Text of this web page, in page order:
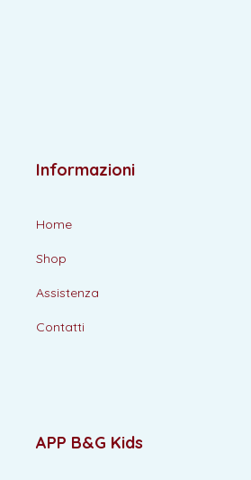
Informazioni
Home
Shop
Assistenza
Contatti
APP B&G Kids